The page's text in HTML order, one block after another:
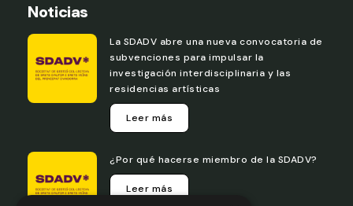
Noticias
La SDADV abre una nueva convocatoria de
subvenciones para impulsar la
investigación interdisciplinaria y las
residencias artísticas
Leer más
¿Por qué hacerse miembro de la SDADV?
Leer más